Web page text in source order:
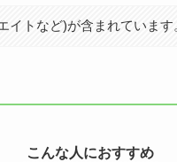
トなど)が含まれています
こんな人におすすめ